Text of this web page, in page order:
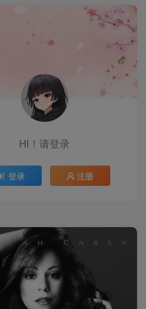
HI！请登录
登录 注册